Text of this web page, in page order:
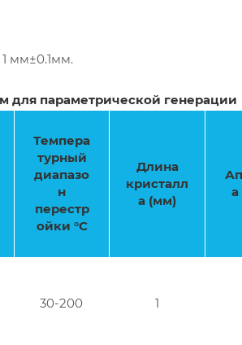
мм±0.1мм.
для параметрической генерации
Темпера
турный
диапазо
н
перестр
ойки °C
Длина
кристалл
а (мм)
а
30-200 1